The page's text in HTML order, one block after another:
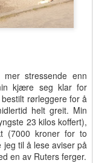
stressende enn
kjære seg klar for
rørleggere for å
helt greit. Min
23 kilos koffert),
(7000 kroner for to
til å lese aviser på
en av Ruters ferger.